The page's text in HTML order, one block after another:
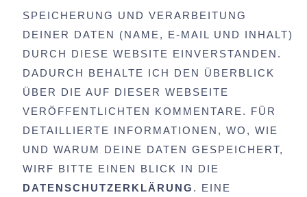
SPEICHERUNG UND VERARBEITUNG
DEINER DATEN (NAME, E-MAIL UND INHALT)
DURCH DIESE WEBSITE EINVERSTANDEN.
DADURCH BEHALTE ICH DEN ÜBERBLICK
ÜBER DIE AUF DIESER WEBSEITE
VERÖFFENTLICHTEN KOMMENTARE. FÜR
DETAILLIERTE INFORMATIONEN, WO, WIE
UND WARUM DEINE DATEN GESPEICHERT,
WIRF BITTE EINEN BLICK IN DIE
DATENSCHUTZERKLÄRUNG . EINE